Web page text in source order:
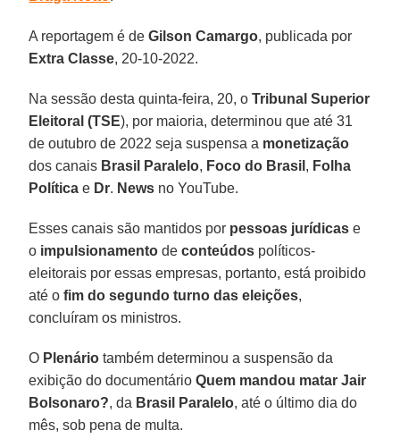
A reportagem é de Gilson Camargo, publicada por
Extra Classe, 20-10-2022.
Na sessão desta quinta-feira, 20, oTribunal Superior
Eleitoral (TSE), por maioria, determinou que até 31
de outubro de 2022 seja suspensa a monetização
dos canais Brasil Paralelo, Foco do Brasil , Folha
Política e Dr. News no YouTube.
Esses canais são mantidos por pessoas jurídicas e
o impulsionamento deconteúdos políticos-
eleitorais por essas empresas, portanto, está proibido
até o fim do segundo turno das eleições,
concluíram os ministros.
O Plenário também determinou a suspensão da
exibição do documentárioQuem mandou matar Jair
Bolsonaro?, da Brasil Paralelo, até o último dia do
mês, sob pena de multa.